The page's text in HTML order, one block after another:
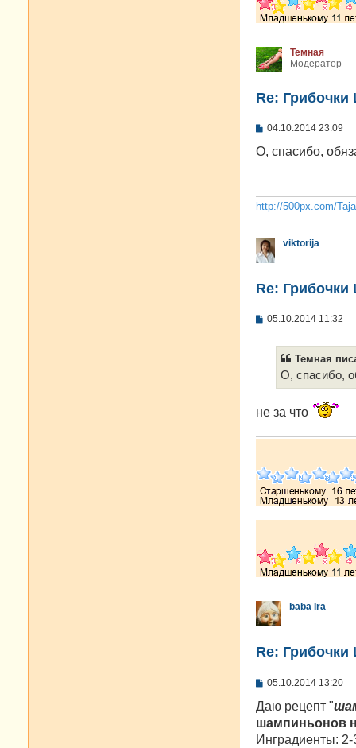
Темная
Модератор
Re:
С
о
б
н
и
04.10.2014 23:09
О, спасибо,
http://500px.com/
viktorija
Re:
С
е
05.10.2014 11:32
Темная
О, спасибо,
не за что
baba Ira
Re:
С
о
б
щ
е
05.10.2014 13:20
Даю рецепт "
шампиньонов
Инградиенты: